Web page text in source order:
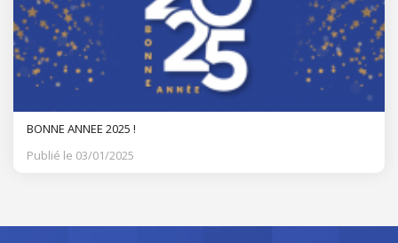
BONNE ANNEE 2025 !
Publié le 03/01/2025